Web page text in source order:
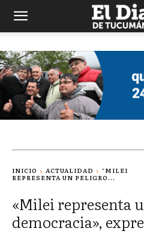
Diario
de
Tucuman
INICIO ACTUALIDAD
"MILEI
REPRESENTA UN PELIGRO...
«Milei representa
democracia»,